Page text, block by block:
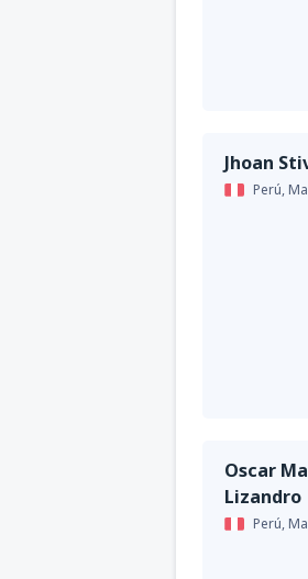
Jhoan
Perú,
Oscar
Lizandro
Perú,